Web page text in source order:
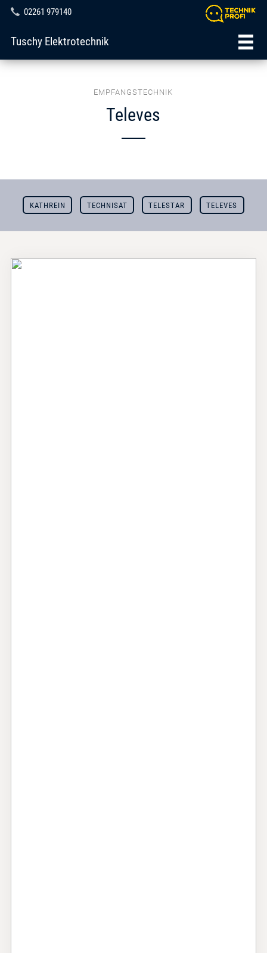
02261 979140
Tuschy Elektrotechnik
EMPFANGSTECHNIK
Televes
KATHREIN TECHNISAT TELESTAR TELEVES